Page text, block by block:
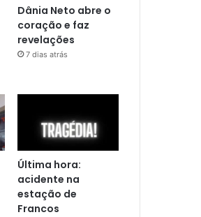
Dânia Neto abre o
coração e faz
revelações
7 dias atrás
Última hora:
acidente na
estação de
Francos